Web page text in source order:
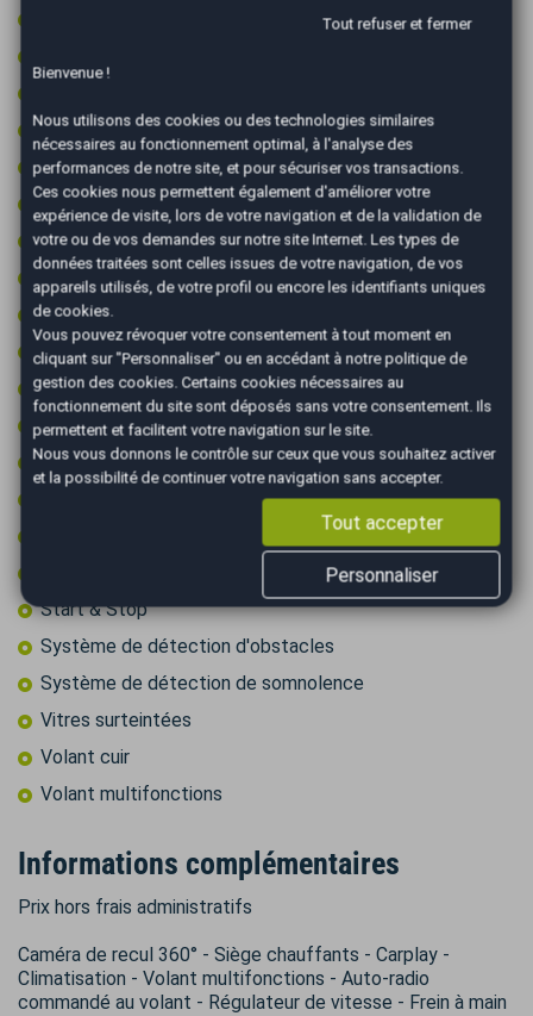
Limiteur de vitesse
Ordinateur de bord
Prise 12v
Prise audio USB
Radar arrière de détection d'obstacles
Radar avant de détection d'obstacles
Reconnaissance des panneaux de signalisation
Régulateur de vitesse
Régulateur de vitesse adaptatif
Retroviseur intérieur électrochrome
Rétroviseurs rabattables électriquement
Start & Stop
Système de détection d'obstacles
Système de détection de somnolence
Vitres surteintées
Volant cuir
Volant multifonctions
Informations complémentaires
Prix hors frais administratifs
Caméra de recul 360° - Siège chauffants - Carplay -
Climatisation - Volant multifonctions - Auto-radio
commandé au volant - Régulateur de vitesse - Frein à main
Tout refuser et fermer
Bienvenue !
Nous utilisons des cookies ou des technologies similaires
nécessaires au fonctionnement optimal, à l'analyse des
performances de notre site, et pour sécuriser vos transactions.
Ces cookies nous permettent également d'améliorer votre
expérience de visite, lors de votre navigation et de la validation de
votre ou de vos demandes sur notre site Internet. Les types de
données traitées sont celles issues de votre navigation, de vos
appareils utilisés, de votre profil ou encore les identifiants uniques
de cookies.
Vous pouvez révoquer votre consentement à tout moment en
cliquant sur "Personnaliser" ou en accédant à notre politique de
gestion des cookies. Certains cookies nécessaires au
fonctionnement du site sont déposés sans votre consentement. Ils
permettent et facilitent votre navigation sur le site.
Nous vous donnons le contrôle sur ceux que vous souhaitez activer
et la possibilité de continuer votre navigation sans accepter.
Tout accepter
Personnaliser